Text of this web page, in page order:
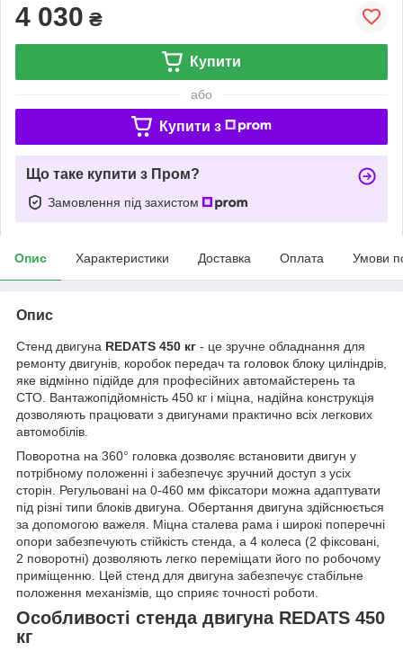
4 030 ₴
Купити
або
Купити з
Що таке купити з Пром?
Замовлення під захистом
Опис Характеристики Доставка Оплата Умови
Опис
Стенд двигуна REDATS 450 кг - це зручне обладнання для
ремонту двигунів, коробок передач та головок блоку циліндрів,
яке відмінно підійде для професійних автомайстерень та
СТО. Вантажопідйомність 450 кг і міцна, надійна конструкція
дозволяють працювати з двигунами практично всіх легкових
автомобілів.
Поворотна на 360° головка дозволяє встановити двигун у
потрібному положенні і забезпечує зручний доступ з усіх
сторін. Регульовані на 0-460 мм фіксатори можна адаптувати
під різні типи блоків двигуна. Обертання двигуна здійснюється
за допомогою важеля. Міцна сталева рама і широкі поперечні
опори забезпечують стійкість стенда, а 4 колеса (2 фіксовані,
2 поворотні) дозволяють легко переміщати його по робочому
приміщенню. Цей стенд для двигуна забезпечує стабільне
положення механізмів, що сприяє точності роботи.
Особливості стенда двигуна REDATS 450
кг